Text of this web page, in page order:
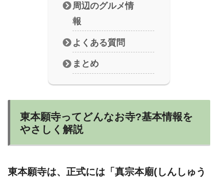
周辺のグルメ情
報
よくある質問
まとめ
東本願寺ってどんなお寺?基本情報を
やさしく解説
東本願寺は、正式には「真宗本廟(しんしゅう